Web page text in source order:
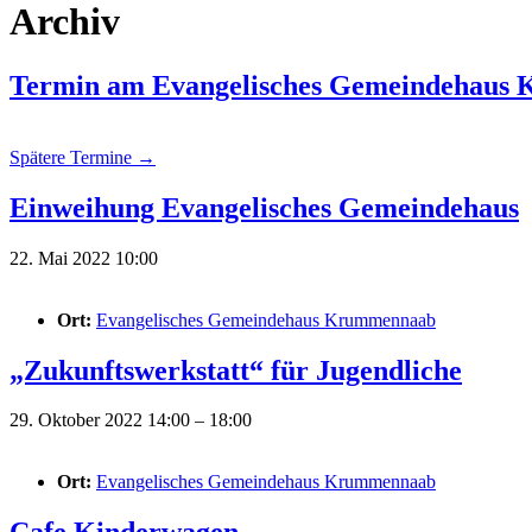
Archiv
Termin am Evangelisches Gemeindehaus
Spätere Termine →
Einweihung Evangelisches Gemeindehaus
22. Mai 2022 10:00
Ort: Evangelisches Gemeindehaus Krummennaab
„Zukunftswerkstatt“ für Jugendliche
29. Oktober 2022 14:00 – 18:00
Ort: Evangelisches Gemeindehaus Krummennaab